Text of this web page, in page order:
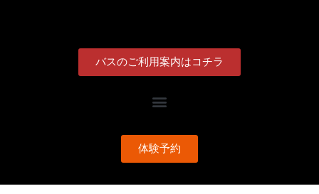
バスのご利用案内はコチラ
体験予約